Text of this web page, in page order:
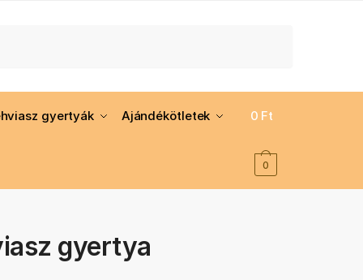
gyertyák Ajándékötletek 0 Ft
0
gyertya